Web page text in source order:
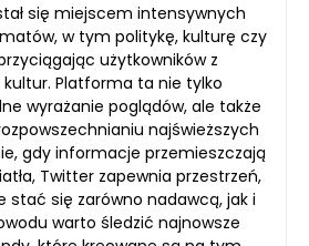
się miejscem intensywnych
w tym politykę, kulturę czy
użytkowników z
Platforma ta nie tylko
wyrażanie poglądów, ale także
najświeższych
gdy informacje przemieszczają
Twitter zapewnia przestrzeń,
stać się zarówno nadawcą, jak i
warto śledzić najnowsze